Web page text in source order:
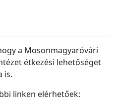
a Mosonmagyaróvári
étkezési lehetőséget
is.
linken elérhetőek: